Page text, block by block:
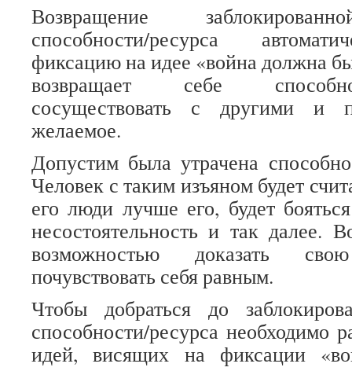
Возвращение
способности/ресурса
фиксацию на идее «война должна
возвращает себе
сосуществовать с другими и
желаемое.
Допустим была утрачена
Человек с таким изъяном будет
его люди лучше его, будет
несостоятельность и так далее.
возможностью доказать свою
почувствовать себя равным.
Чтобы добраться до
способности/ресурса необходимо
идей, висящих на фиксации